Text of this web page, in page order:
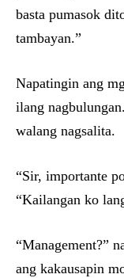
basta pumasok
tambayan.”
Napatingin ang
ilang
walang nagsalita.
“Sir, importante
“Kailangan ko
“Management?”
ang kakausapin